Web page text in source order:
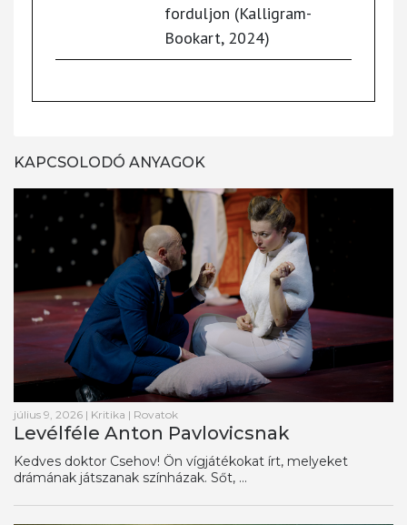
forduljon (Kalligram-
Bookart, 2024)
KAPCSOLODÓ ANYAGOK
július 9, 2026 | Kritika | Rovatok
Levélféle Anton Pavlovicsnak
Kedves doktor Csehov! Ön vígjátékokat írt, melyeket
drámának játszanak színházak. Sőt, ...